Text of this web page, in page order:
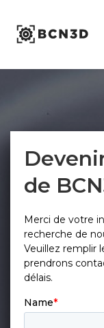
content
de
Merci de votre
recherche de
Veuillez remplir
prendrons
délais.